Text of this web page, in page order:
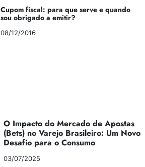
Cupom fiscal: para que serve e quando
sou obrigado a emitir?
08/12/2016
O Impacto do Mercado de Apostas
(Bets) no Varejo Brasileiro: Um Novo
Desafio para o Consumo
03/07/2025